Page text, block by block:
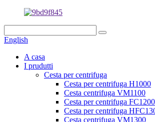
English
A casa
I prudutti
Cesta per centrifuga
Cesta per centrifuga H1000
Cesta centrifuga VM1100
Cesta per centrifuga FC1200
Cesta per centrifuga
Cesta centrifuga VM1300